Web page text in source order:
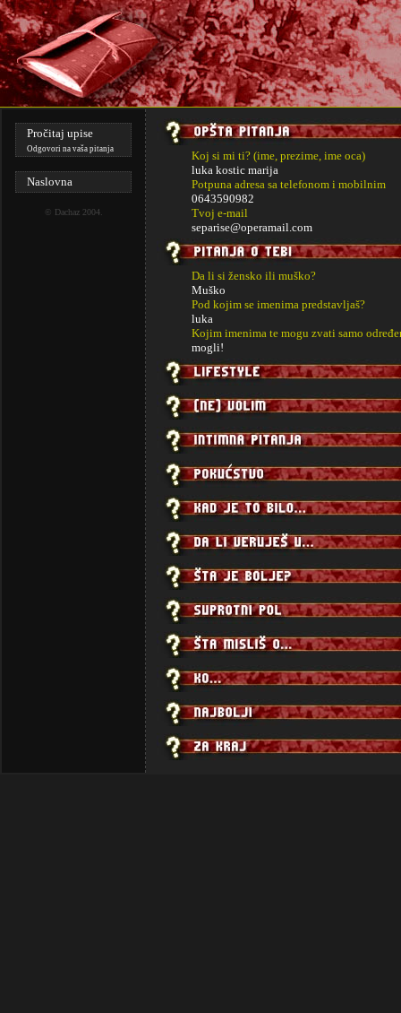
Pročitaj upise
Odgovori na vaša pitanja
Naslovna
© Dachaz2004.
Koj si mi ti? (ime, prezime, ime oca)
luka kostic marija
Potpuna adresa sa telefonom i mobilnim
0643590982
Tvoj e-mail
separise@operamail.com
Da li si žensko ili muško?
Muško
Pod kojim se imenima predstavljaš?
luka
Kojim imenima te mogu zvati samo
mogli!